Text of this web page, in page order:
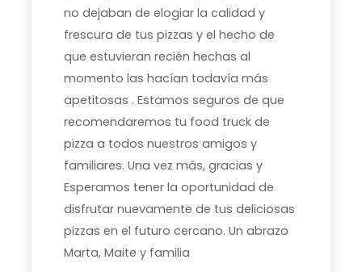
no dejaban de elogiar la calidad y
frescura de tus pizzas y el hecho de
que estuvieran recién hechas al
momento las hacían todavía más
apetitosas . Estamos seguros de que
recomendaremos tu food truck de
pizza a todos nuestros amigos y
familiares. Una vez más, gracias y
Esperamos tener la oportunidad de
disfrutar nuevamente de tus deliciosas
pizzas en el futuro cercano. Un abrazo
Marta, Maite y familia